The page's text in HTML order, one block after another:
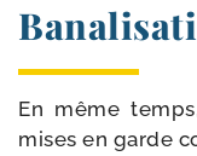
En même
mises en garde